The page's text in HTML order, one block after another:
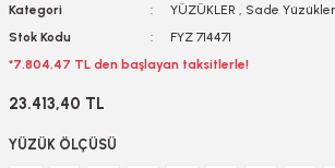
Kategori YÜZÜKLER , Sade Yüzükler
Stok Kodu
FYZ 714471
*7.804,47 TL den başlayan taksitlerle!
23.413,40 TL
YÜZÜK ÖLÇÜSÜ